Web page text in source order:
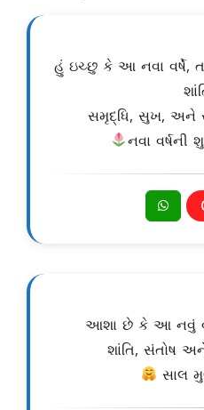
હું ઇચ્છુ કે આ નવા વર્ષે,
સમૃદ્ધિ, સુખ, અને
નવા વર્ષની
આશા છે કે આ નવું
શાંતિ, સંતોષ
સાલ